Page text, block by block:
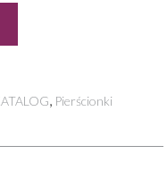
Pierścionki